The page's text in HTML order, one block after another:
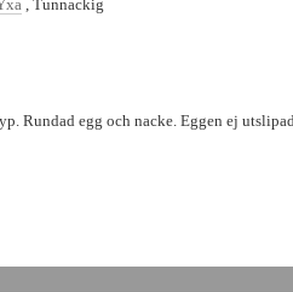
, Tunnackig
Rundad egg och nacke. Eggen ej